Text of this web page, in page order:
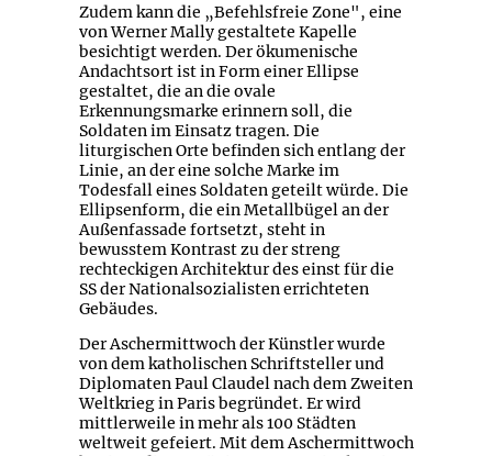
Zudem kann die „Befehlsfreie Zone", eine
von Werner Mally gestaltete Kapelle
besichtigt werden. Der ökumenische
Andachtsort ist in Form einer Ellipse
gestaltet, die an die ovale
Erkennungsmarke erinnern soll, die
Soldaten im Einsatz tragen. Die
liturgischen Orte befinden sich entlang der
Linie, an der eine solche Marke im
Todesfall eines Soldaten geteilt würde. Die
Ellipsenform, die ein Metallbügel an der
Außenfassade fortsetzt, steht in
bewusstem Kontrast zu der streng
rechteckigen Architektur des einst für die
SS der Nationalsozialisten errichteten
Gebäudes.
Der Aschermittwoch der Künstler wurde
von dem katholischen Schriftsteller und
Diplomaten Paul Claudel nach dem Zweiten
Weltkrieg in Paris begründet. Er wird
mittlerweile in mehr als 100 Städten
weltweit gefeiert. Mit dem Aschermittwoch